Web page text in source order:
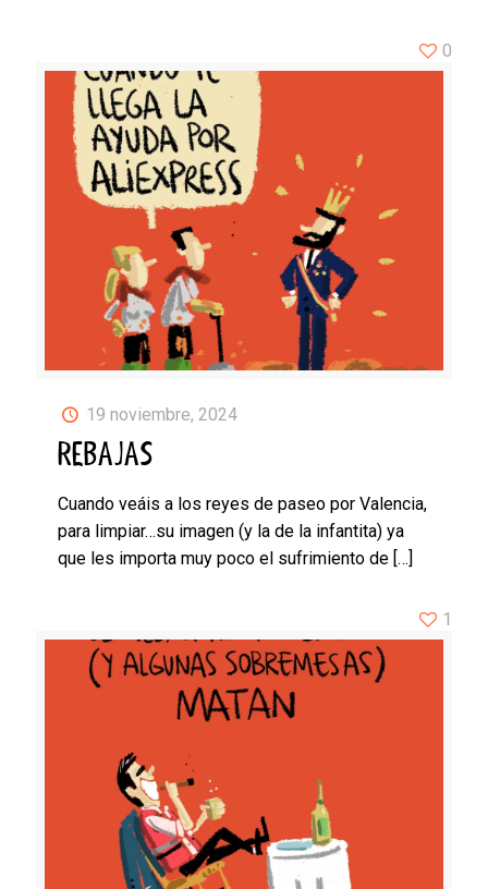
19 noviembre, 2024
REBAJAS
Cuando veáis a los reyes de paseo por Valencia,
para limpiar…su imagen (y la de la infantita) ya
que les importa muy poco el sufrimiento de […]
0
1